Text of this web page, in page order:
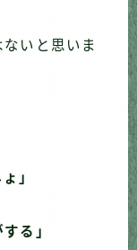
いと思いま
」
る」